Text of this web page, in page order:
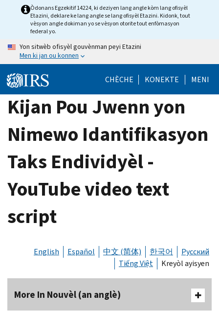
Òdonans Egzekitif 14224, ki deziyen lang angle kòm lang ofisyèl
Etazini, deklare ke lang angle se lang ofisyèl Etazini. Kidonk, tout
vèsyon angle dokiman yo se vèsyon otorite tout enfòmasyon
federal yo.
Yon sitwèb ofisyèl gouvènman peyi Etazini
Men ki jan ou konnen
CHÈCHE KONEKTE MENI
Kijan Pou Jwenn yon
Nimewo Idantifikasyon
Taks Endividyèl -
YouTube video text
script
English Español 中文 (简体) 한국어
Русский
Tiếng Việt
Kreyòl ayisyen
More In Nouvèl (an anglè)